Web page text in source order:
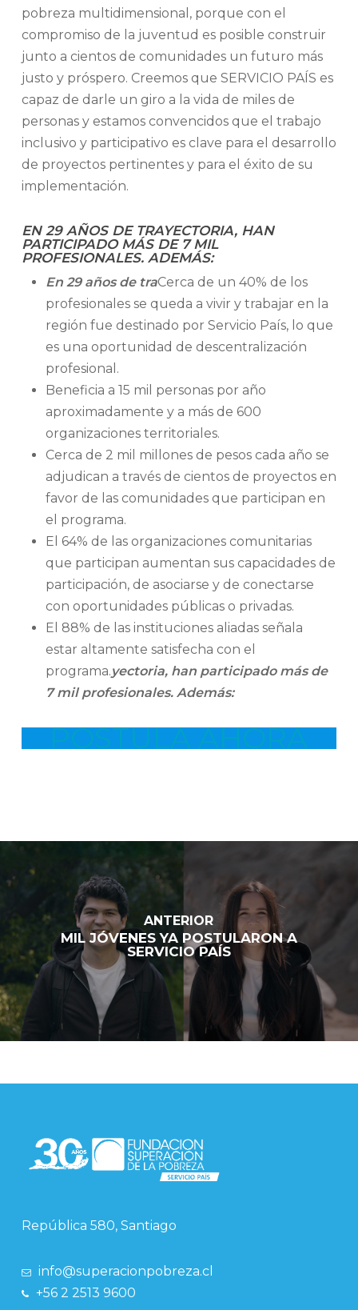
pobreza multidimensional, porque con el
compromiso de la juventud es posible construir
junto a cientos de comunidades un futuro más
justo y próspero. Creemos que SERVICIO PAÍS es
capaz de darle un giro a la vida de miles de
personas y estamos convencidos que el trabajo
inclusivo y participativo es clave para el desarrollo
de proyectos pertinentes y para el éxito de su
implementación.
EN 29 AÑOS DE TRAYECTORIA, HAN
PARTICIPADO MÁS DE 7 MIL
PROFESIONALES. ADEMÁS:
En 29 años de traCerca de un 40% de los
profesionales se queda a vivir y trabajar en la
región fue destinado por Servicio País, lo que
es una oportunidad de descentralización
profesional.
Beneficia a 15 mil personas por año
aproximadamente y a más de 600
organizaciones territoriales.
Cerca de 2 mil millones de pesos cada año se
adjudican a través de cientos de proyectos en
favor de las comunidades que participan en
el programa.
El 64% de las organizaciones comunitarias
que participan aumentan sus capacidades de
participación, de asociarse y de conectarse
con oportunidades públicas o privadas.
El 88% de las instituciones aliadas señala
estar altamente satisfecha con el
programa.yectoria, han participado más de
7 mil profesionales. Además:
POSTULA AHORA
ANTERIOR
MIL JÓVENES YA POSTULARON A
SERVICIO PAÍS
República 580, Santiago
info@superacionpobreza.cl
+56 2 2513 9600